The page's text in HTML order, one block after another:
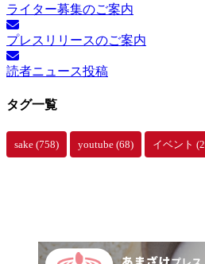
ライター募集のご案内
プレスリリースのご案内
読者ニュース投稿
タグ一覧
sake (758) youtube (68) イベント